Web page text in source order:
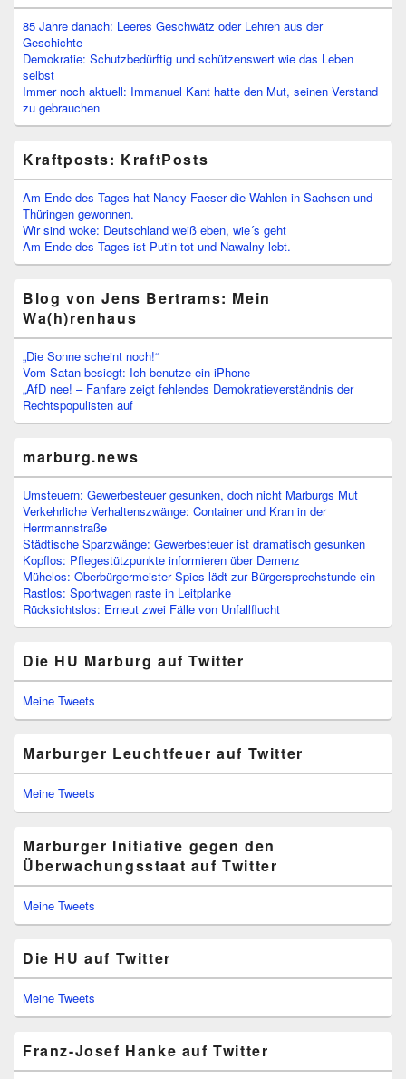
85 Jahre danach: Leeres Geschwätz oder Lehren aus der
Geschichte
Demokratie: Schutzbedürftig und schützenswert wie das Leben
selbst
Immer noch aktuell: Immanuel Kant hatte den Mut, seinen Verstand
zu gebrauchen
Kraftposts: KraftPosts
Am Ende des Tages hat Nancy Faeser die Wahlen in Sachsen und
Thüringen gewonnen.
Wir sind woke: Deutschland weiß eben, wie´s geht
Am Ende des Tages ist Putin tot und Nawalny lebt.
Blog von Jens Bertrams: Mein
Wa(h)renhaus
„Die Sonne scheint noch!“
Vom Satan besiegt: Ich benutze ein iPhone
„AfD nee! – Fanfare zeigt fehlendes Demokratieverständnis der
Rechtspopulisten auf
marburg.news
Umsteuern: Gewerbesteuer gesunken, doch nicht Marburgs Mut
Verkehrliche Verhaltenszwänge: Container und Kran in der
Herrmannstraße
Städtische Sparzwänge: Gewerbesteuer ist dramatisch gesunken
Kopflos: Pflegestützpunkte informieren über Demenz
Mühelos: Oberbürgermeister Spies lädt zur Bürgersprechstunde ein
Rastlos: Sportwagen raste in Leitplanke
Rücksichtslos: Erneut zwei Fälle von Unfallflucht
Die HU Marburg auf Twitter
Meine Tweets
Marburger Leuchtfeuer auf Twitter
Meine Tweets
Marburger Initiative gegen den
Überwachungsstaat auf Twitter
Meine Tweets
Die HU auf Twitter
Meine Tweets
Franz-Josef Hanke auf Twitter